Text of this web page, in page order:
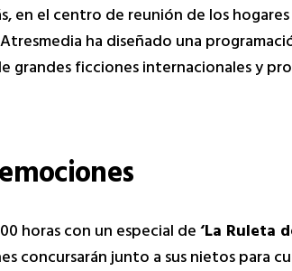
en el centro de reunión de los
ha diseñado una
ficciones internacionales y
horas con un especial de‘La Ruleta
concursarán junto a sus nietos para